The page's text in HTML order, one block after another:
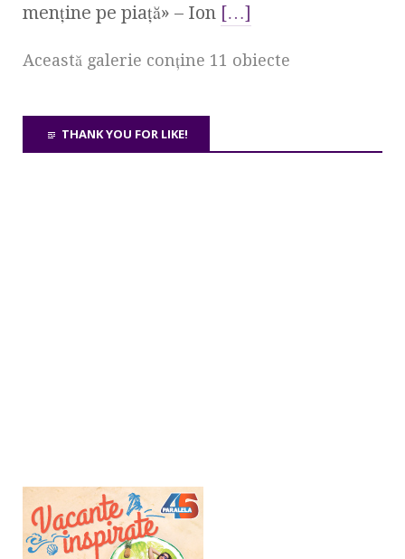
menţine pe piaţă» – Ion […]
Această galerie conţine 11 obiecte
THANK YOU FOR LIKE!